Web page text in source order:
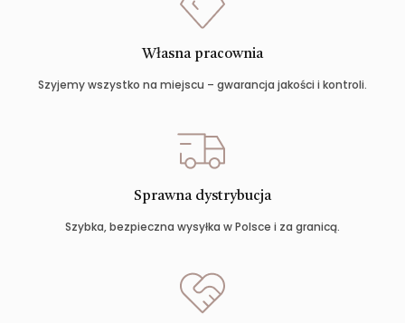
Własna pracownia
Szyjemy wszystko na miejscu – gwarancja jakości i kontroli.
Sprawna dystrybucja
Szybka, bezpieczna wysyłka w Polsce i za granicą.